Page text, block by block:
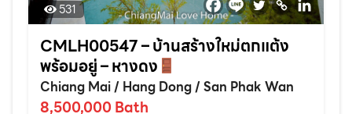
531
CMLH00547 – บ้านสร้างใหม่ตกแต้ง
พร้อมอยู่ – หางดง
Chiang Mai/ Hang Dong/San Phak Wan
8,500,000 Bath